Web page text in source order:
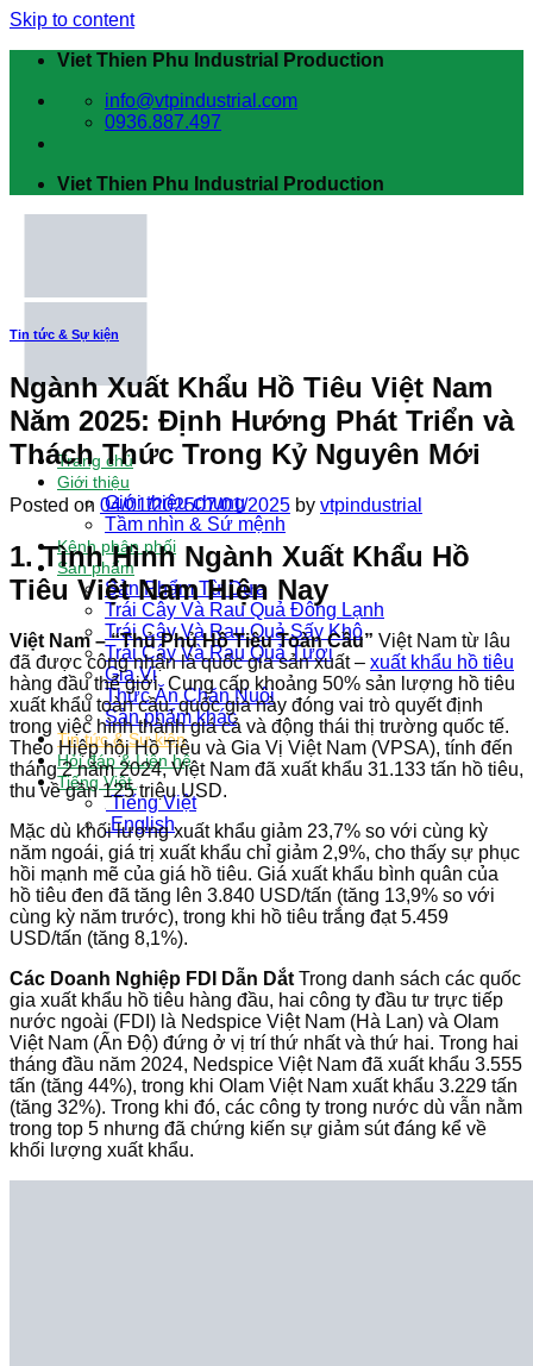
Skip to content
Viet Thien Phu Industrial Production
info@vtpindustrial.com
0936.887.497
Viet Thien Phu Industrial Production
Trang chủ
Giới thiệu
Giới thiệu chung
Tầm nhìn & Sứ mệnh
Kênh phân phối
Sản phẩm
Sản Phẩm Từ Dừa
Trái Cây Và Rau Quả Đông Lạnh
Trái Cây Và Rau Quả Sấy Khô
Trái Cây Và Rau Quả Tươi
Gia Vị
Thức Ăn Chăn Nuôi
Sản phẩm khác
Tin tức & Sự kiện
Hỏi đáp & Liên hệ
Tiếng Việt
Tiếng Việt
English
Tin tức & Sự kiện
Ngành Xuất Khẩu Hồ Tiêu Việt Nam
Năm 2025: Định Hướng Phát Triển và
Thách Thức Trong Kỷ Nguyên Mới
Posted on 04/01/202507/01/2025 by vtpindustrial
1. Tình Hình Ngành Xuất Khẩu Hồ
Tiêu Việt Nam Hiện Nay
Việt Nam – “Thủ Phủ Hồ Tiêu Toàn Cầu” Việt Nam từ lâu
đã được công nhận là quốc gia sản xuất – xuất khẩu hồ tiêu
hàng đầu thế giới. Cung cấp khoảng 50% sản lượng hồ tiêu
xuất khẩu toàn cầu, quốc gia này đóng vai trò quyết định
trong việc hình thành giá cả và động thái thị trường quốc tế.
Theo Hiệp hội Hồ Tiêu và Gia Vị Việt Nam (VPSA), tính đến
tháng 2 năm 2024, Việt Nam đã xuất khẩu 31.133 tấn hồ tiêu,
thu về gần 125 triệu USD.
Mặc dù khối lượng xuất khẩu giảm 23,7% so với cùng kỳ
năm ngoái, giá trị xuất khẩu chỉ giảm 2,9%, cho thấy sự phục
hồi mạnh mẽ của giá hồ tiêu. Giá xuất khẩu bình quân của
hồ tiêu đen đã tăng lên 3.840 USD/tấn (tăng 13,9% so với
cùng kỳ năm trước), trong khi hồ tiêu trắng đạt 5.459
USD/tấn (tăng 8,1%).
Các Doanh Nghiệp FDI Dẫn Dắt Trong danh sách các quốc
gia xuất khẩu hồ tiêu hàng đầu, hai công ty đầu tư trực tiếp
nước ngoài (FDI) là Nedspice Việt Nam (Hà Lan) và Olam
Việt Nam (Ấn Độ) đứng ở vị trí thứ nhất và thứ hai. Trong hai
tháng đầu năm 2024, Nedspice Việt Nam đã xuất khẩu 3.555
tấn (tăng 44%), trong khi Olam Việt Nam xuất khẩu 3.229 tấn
(tăng 32%). Trong khi đó, các công ty trong nước dù vẫn nằm
trong top 5 nhưng đã chứng kiến sự giảm sút đáng kể về
khối lượng xuất khẩu.